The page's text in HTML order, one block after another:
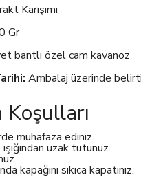
Karışımı
Gr
bantlı özel cam kavanoz
Ambalaj üzerinde
muhafaza ediniz.
uzak tutunuz.
kapağını sıkıca kapatınız.